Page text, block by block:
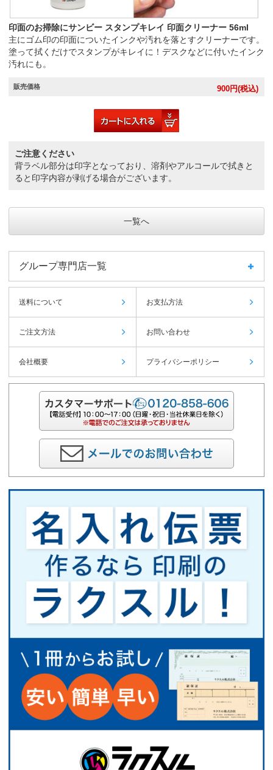
印面のお掃除にサンビー スタンプキレイ 印面クリーナー 56ml
主にゴム印の印面についたインクや汚れを落とすクリーナーです。
塗って拭くだけでスタンプがキレイに！デスクなどに付いたインク
汚れにも。
販売価格 900円(税込)
ご注意ください
背ラベル部分は印字となっており、溶剤やアルコールで拭きと
ると印字内容が剥げる場合がございます。
一覧へ
グループ専門店一覧
送料について お支払方法
ご注文方法 お問い合わせ
会社概要 プライバシーポリシー